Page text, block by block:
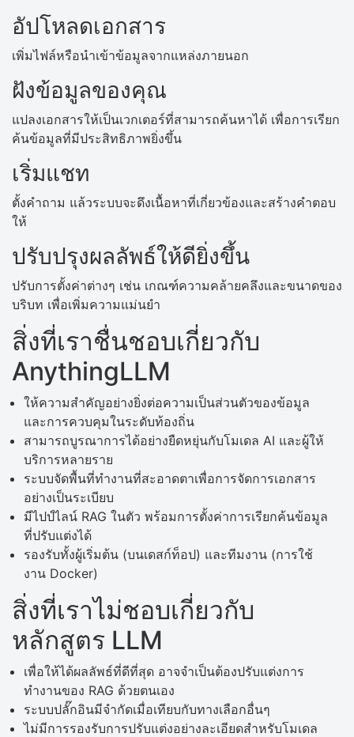
อัปโหลดเอกสาร
เพิ่มไฟล์หรือนำเข้าข้อมูลจากแหล่งภายนอก
ฝังข้อมูลของคุณ
แปลงเอกสารให้เป็นเวกเตอร์ที่สามารถค้นหาได้ เพื่อการเรียก
ค้นข้อมูลที่มีประสิทธิภาพยิ่งขึ้น
เริ่มแชท
ตั้งคำถาม แล้วระบบจะดึงเนื้อหาที่เกี่ยวข้องและสร้างคำตอบ
ให้
ปรับปรุงผลลัพธ์ให้ดียิ่งขึ้น
ปรับการตั้งค่าต่างๆ เช่น เกณฑ์ความคล้ายคลึงและขนาดของ
บริบท เพื่อเพิ่มความแม่นยำ
สิ่งที่เราชื่นชอบเกี่ยวกับ
AnythingLLM
ให้ความสำคัญอย่างยิ่งต่อความเป็นส่วนตัวของข้อมูล
และการควบคุมในระดับท้องถิ่น
สามารถบูรณาการได้อย่างยืดหยุ่นกับโมเดล AI และผู้ให้
บริการหลายราย
ระบบจัดพื้นที่ทำงานที่สะอาดตาเพื่อการจัดการเอกสาร
อย่างเป็นระเบียบ
มีไปป์ไลน์ RAG ในตัว พร้อมการตั้งค่าการเรียกค้นข้อมูล
ที่ปรับแต่งได้
รองรับทั้งผู้เริ่มต้น (บนเดสก์ท็อป) และทีมงาน (การใช้
งาน Docker)
สิ่งที่เราไม่ชอบเกี่ยวกับ
หลักสูตร LLM
เพื่อให้ได้ผลลัพธ์ที่ดีที่สุด อาจจำเป็นต้องปรับแต่งการ
ทำงานของ RAG ด้วยตนเอง
ระบบปลั๊กอินมีจำกัดเมื่อเทียบกับทางเลือกอื่นๆ
ไม่มีการรองรับการปรับแต่งอย่างละเอียดสำหรับโมเดล